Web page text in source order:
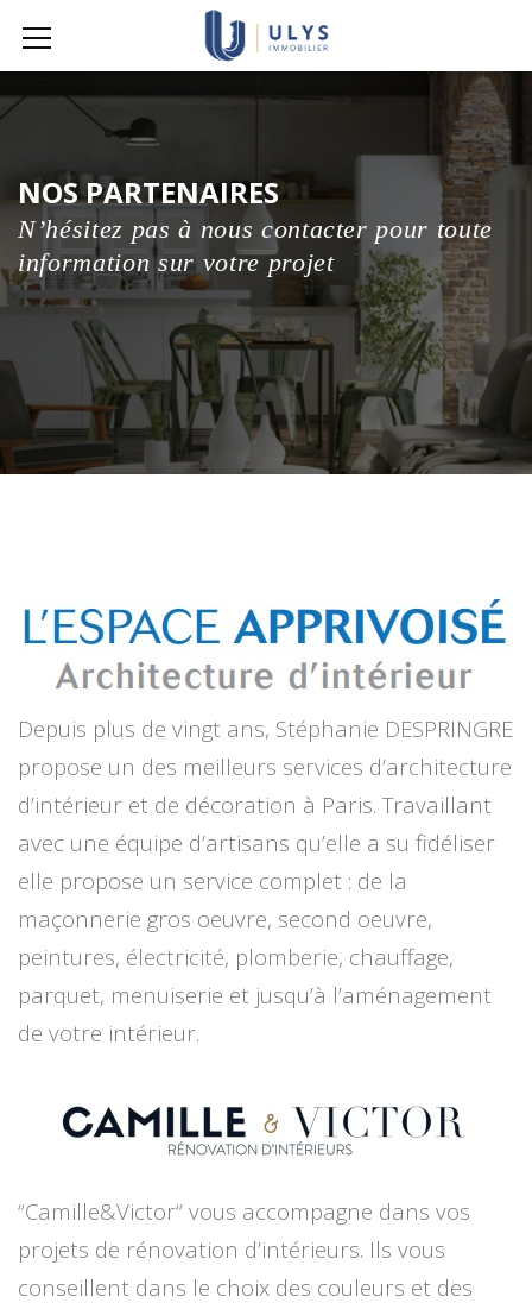
NOS PARTENAIRES
N’hésitez pas à nous contacter pour toute
information sur votre projet
Depuis plus de vingt ans, Stéphanie DESPRINGRE
propose un des meilleurs services d’architecture
d’intérieur et de décoration à Paris. Travaillant
avec une équipe d’artisans qu’elle a su fidéliser
elle propose un service complet : de la
maçonnerie gros oeuvre, second oeuvre,
peintures, électricité, plomberie, chauffage,
parquet, menuiserie et jusqu’à l’aménagement
de votre intérieur.
“Camille&Victor“ vous accompagne dans vos
projets de rénovation d’intérieurs. Ils vous
conseillent dans le choix des couleurs et des